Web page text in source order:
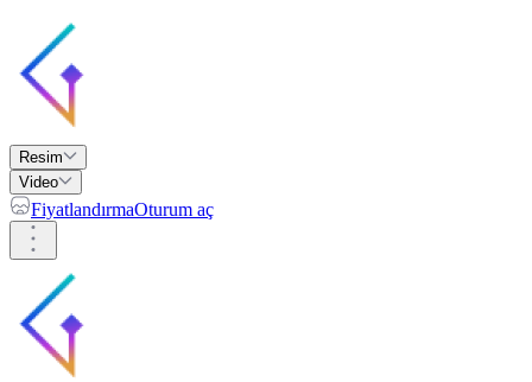
Resim
Video
FiyatlandırmaOturum aç